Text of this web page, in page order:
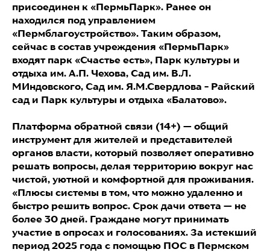
присоединен к «ПермьПарк». Ранее он
находился под управлением
«Пермблагоустройство». Таким образом,
сейчас в состав учреждения «ПермьПарк»
входят парк «Счастье есть», Парк культуры и
отдыха им. А.П. Чехова, Сад им. В.Л.
МИндовского, Сад им. Я.М.Свердлова - Райский
сад и Парк культуры и отдыха «Балатово».
Платформа обратной связи (14+) — общий
инструмент для жителей и представителей
органов власти, который позволяет оперативно
решать вопросы, делая территорию вокруг нас
чистой, уютной и комфортной для проживания.
«Плюсы системы в том, что можно удаленно и
быстро решить вопрос. Срок дачи ответа — не
более 30 дней. Граждане могут принимать
участие в опросах и голосованиях. За истекший
период 2025 года с помощью ПОС в Пермском